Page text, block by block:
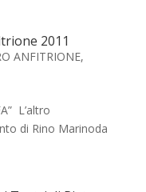
2011
ANFITRIONE,
L’altro
di Rino Marinoda